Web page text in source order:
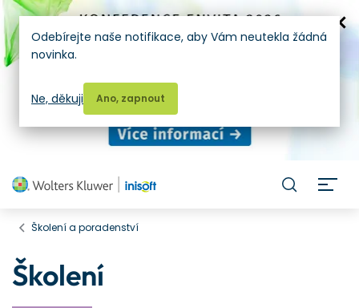
Školení a poradenství
Školení
Odebírejte naše notifikace, aby Vám neutekla žádná
novinka.
Ano, zapnout
Ne, děkuji